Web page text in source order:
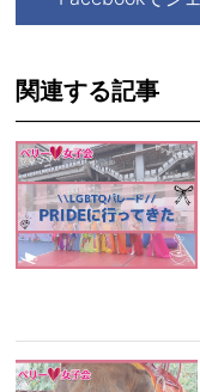
関連する記事